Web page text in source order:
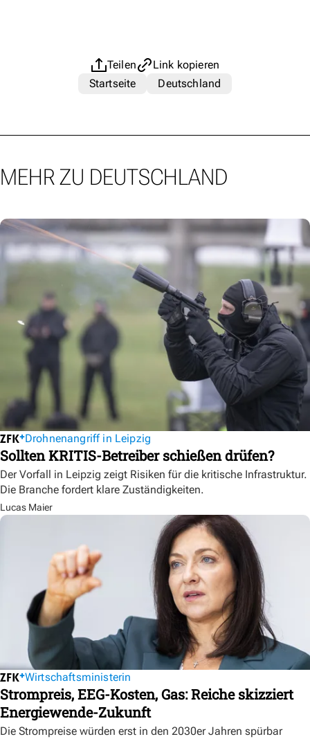
Teilen
Link kopieren
Startseite
Deutschland
MEHR ZU DEUTSCHLAND
Drohnenangriff in Leipzig
Sollten KRITIS-Betreiber schießen drüfen?
Der Vorfall in Leipzig zeigt Risiken für die kritische Infrastruktur.
Die Branche fordert klare Zuständigkeiten.
Lucas Maier
Wirtschaftsministerin
Strompreis, EEG-Kosten, Gas: Reiche skizziert
Energiewende-Zukunft
Die Strompreise würden erst in den 2030er Jahren spürbar